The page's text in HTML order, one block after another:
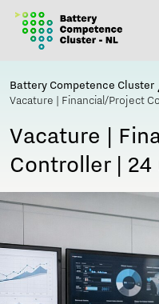
Battery Competence Cluster
Vacature | Financial/Project
Vacature |
Controller | 24